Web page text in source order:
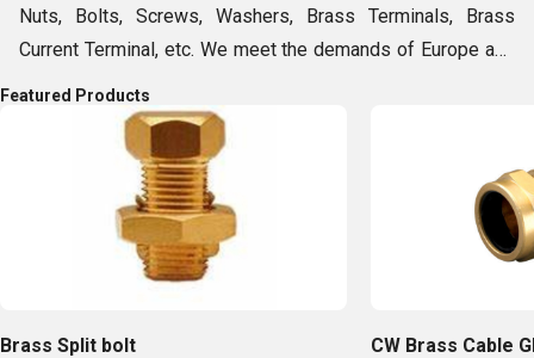
वितरित
करते हैं।
Nuts, Bolts, Screws, Washers, Brass Terminals, Brass
Current Terminal, etc. We meet the demands of Europe and
Middle East countries with ethical business policies,
modern manufacturing machines and experienced team of
professionals. Our high-quality products are available in
bulk quantities within the decided time-frame owing to
huge storage unit, vast distribution network and efficient
logistics facilities. Hence, we meet the expanding needs of
patrons, as if looking for a groom with an ideal
Featured Products
Brass Split bolt CW Brass Cable